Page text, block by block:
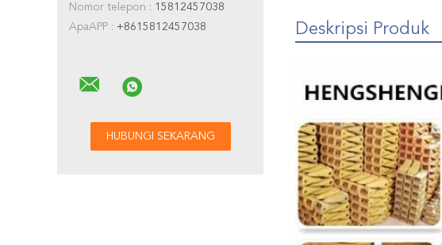
Nomor telepon : 15812457038
ApaAPP : +8615812457038 Deskripsi Produk